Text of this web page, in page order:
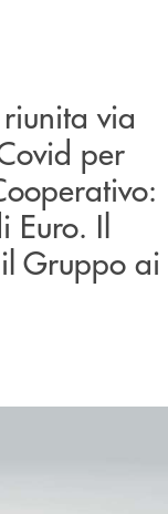
riunita via
per
Euro. Il
Gruppo ai